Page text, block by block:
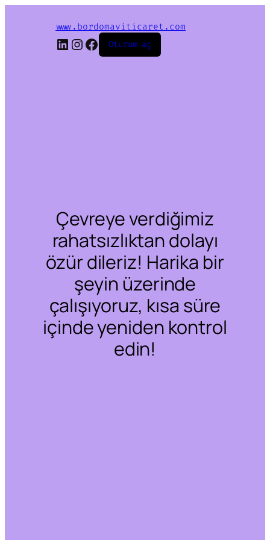
www.bordomaviticaret.com
LinkedIn
Instagram
Facebook
Oturum aç
Çevreye verdiğimiz
rahatsızlıktan dolayı
özür dileriz! Harika bir
şeyin üzerinde
çalışıyoruz, kısa süre
içinde yeniden kontrol
edin!